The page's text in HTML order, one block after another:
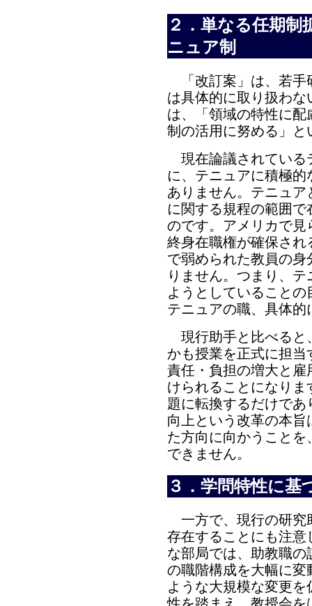
２．単なる任期制
ニュア制
「改訂案」は、若手
は具体的に取り扱わ
は、「領域の特性に
制の活用に努める」
現在論議されている
に、テニュアに積極
ありません。テニュ
に関する規程の範囲
のです。アメリカで
終身在職権が確保さ
で弱められた教員の
りません。つまり、
ようとしていること
テニュアの職、具体
現行助手と比べると
かも授業を正式に担
責任・負担の増大と
けられることになり
題に転換するだけで
向上という改革の本
た方向に向かうこと
できません。
３．学問特性に基
一方で、現行の研究
存在することにも注
な部局では、助教職
の職階構成を大幅に
ような大規模な変更